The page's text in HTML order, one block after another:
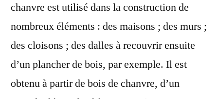
chanvre est utilisé dans la construction de
nombreux éléments : des maisons ; des murs ;
des cloisons ; des dalles à recouvrir ensuite
d’un plancher de bois, par exemple. Il est
obtenu à partir de bois de chanvre, d’un